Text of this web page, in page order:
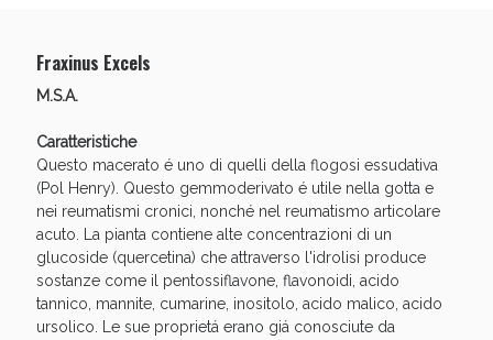
Fraxinus Excels
M.S.A.
Caratteristiche
Questo macerato é uno di quelli della flogosi essudativa
(Pol Henry). Questo gemmoderivato é utile nella gotta e
nei reumatismi cronici, nonché nel reumatismo articolare
acuto. La pianta contiene alte concentrazioni di un
glucoside (quercetina) che attraverso l'idrolisi produce
sostanze come il pentossiflavone, flavonoidi, acido
tannico, mannite, cumarine, inositolo, acido malico, acido
ursolico. Le sue proprietá erano giá conosciute da
Vie Urinarie e Prostata: Sconti fino al 45% oggi!